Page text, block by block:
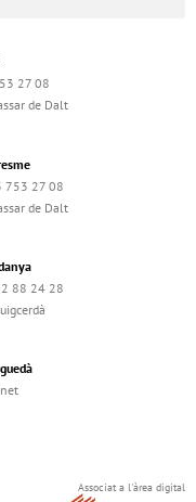
27 08
de Dalt
753 27 08
de Dalt
88 24 28
Associat a l'àrea digital